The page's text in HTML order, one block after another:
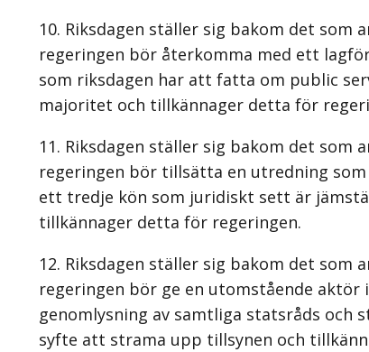
Riksdagen ställer sig bakom det som
regeringen bör återkomma med ett
som riksdagen har att fatta om public
majoritet och tillkännager detta för
Riksdagen ställer sig bakom det som
regeringen bör tillsätta en utredning
ett tredje kön som juridiskt sett är
tillkännager detta för regeringen.
Riksdagen ställer sig bakom det som
regeringen bör ge en utomstående
genomlysning av samtliga statsråds och
syfte att strama upp tillsynen och